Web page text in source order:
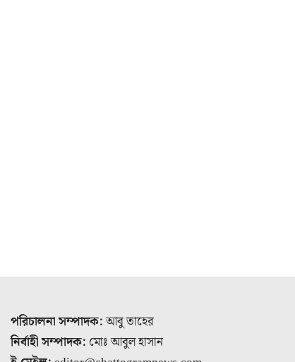
পরিচালনা সম্পাদক:আবু তাহের
নির্বাহী সম্পাদক: মোঃ আবুল হাসান